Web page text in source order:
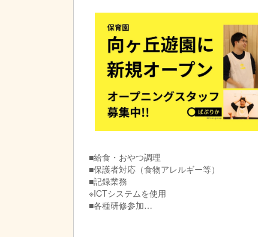
※勤務時間は相談の上シフトにて決定
■給食・おやつ調理
■保護者対応（食物アレルギー等）
■記録業務
※ICTシステムを使用
■各種研修参加